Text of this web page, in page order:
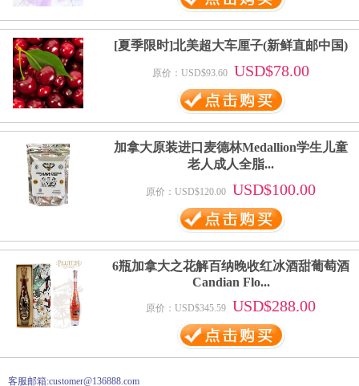
[夏季限时]北美超大车厘子(新鲜直邮中国)
原价：USD$93.60 USD$78.00
加拿大原装进口麦德林Medallion学生儿童
老人成人全脂...
原价：USD$120.00 USD$100.00
6瓶加拿大之花解百纳晚收红冰酒甜葡萄酒
Candian Flo...
原价：USD$345.59 USD$288.00
客服邮箱:customer@136888.com